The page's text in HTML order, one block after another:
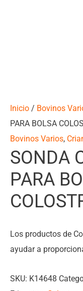
Inicio / Bovinos
PARA BOLSA
Bovinos Varios,
SONDA
PARA
Los productos de
ayudar a
SKU: K14648